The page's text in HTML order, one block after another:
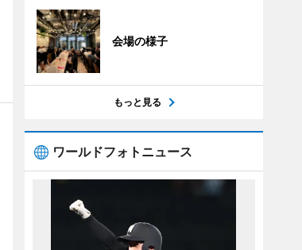
会場の様子
もっと見る
ワールドフォトニュース